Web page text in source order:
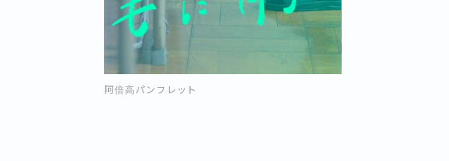
阿倍高パンフレット